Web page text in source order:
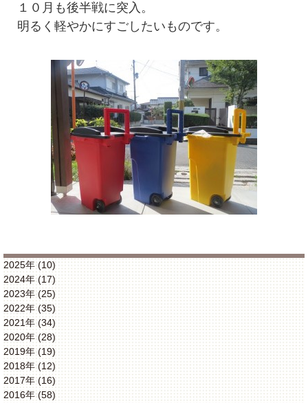
１０月も後半戦に突入。
明るく軽やかにすごしたいものです。
2025年 (10)
2024年 (17)
2023年 (25)
2022年 (35)
2021年 (34)
2020年 (28)
2019年 (19)
2018年 (12)
2017年 (16)
2016年 (58)